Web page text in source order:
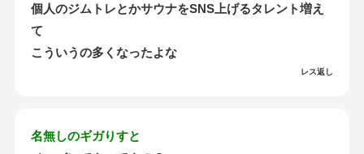
個人のジムトレとかサウナをSNS上げるタレント増え
て
こういうの多くなったよな
レス返し
名無しのギガりすと